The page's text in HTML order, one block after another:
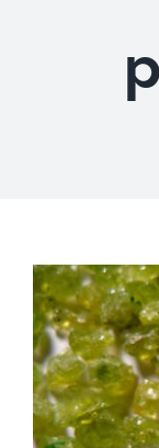
ARTÍCULOS
ACERCA